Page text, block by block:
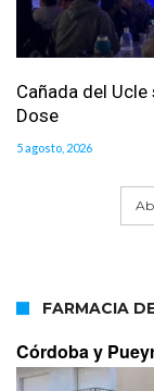
Cañada del
Dose
5 agosto, 2026
FARMACIA
Córdoba y